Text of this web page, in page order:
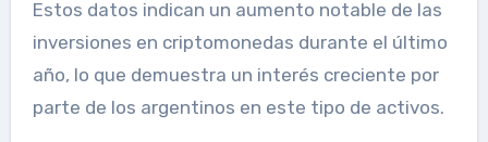
Estos datos indican un aumento notable de las
inversiones en criptomonedas durante el último
año, lo que demuestra un interés creciente por
parte de los argentinos en este tipo de activos.